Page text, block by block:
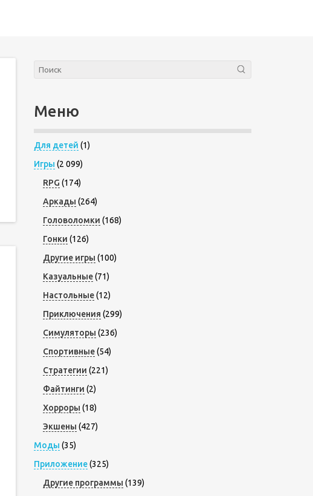
Меню
Для детей (1)
Игры (2 099)
RPG (174)
Аркады (264)
Головоломки (168)
Гонки (126)
Другие игры (100)
Казуальные(71)
Настольные(12)
Приключения (299)
Симуляторы (236)
Спортивные(54)
Стратегии (221)
Файтинги (2)
Хорроры (18)
Экшены (427)
Моды (35)
Приложение(325)
Другие программы (139)